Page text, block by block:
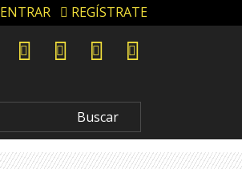
ENTRAR REGÍSTRATE